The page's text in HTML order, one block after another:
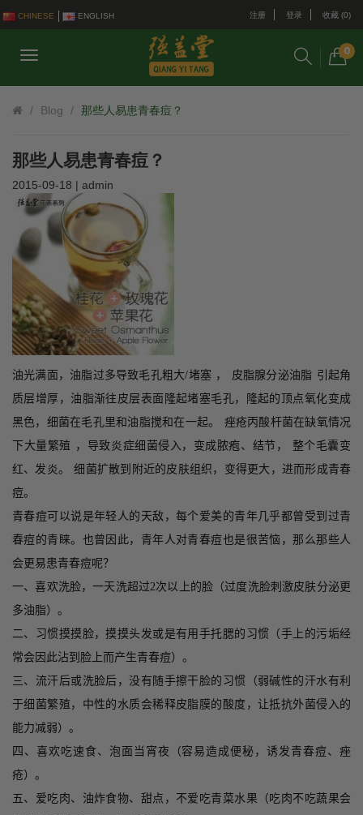
CHINESE ENGLISH 注册 登录 收藏 (0)
0
Blog 那些人易患青春痘？
那些人易患青春痘？
2015-09-18 | admin
油光满面，油脂过多导致毛孔粗大/堵塞 ， 皮脂腺分泌油脂 引起角
质层增厚，油脂渐往皮层表面隆起堵塞毛孔，隆起的顶点氧化变成
黑色，细菌在毛孔里和油脂搅和在一起。
痤疮丙酸杆菌在缺氧情况
下大量繁殖 ，导致炎症细菌侵入，变成脓疱、结节， 整个毛囊变
红、发炎。 细菌扩散到附近的皮肤组织，变得更大，进而形成青春
痘。
青春痘可以说是年轻人的天敌，每个爱美的青年几乎都曾受到过青
春痘的青睐。也曾因此，青年人对青春痘也是很苦恼，那么那些人
会更易患青春痘呢？
一、喜欢洗脸，一天洗超过2次以上的脸（过度洗脸刺激皮肤分泌更
多油脂）。
二、习惯摸摸脸，摸摸头发或是有用手托腮的习惯（手上的污垢经
常会因此沾到脸上而产生青春痘）。
三、流汗后或洗脸后，没有随手擦干脸的习惯（弱碱性的汗水有利
于细菌繁殖，中性的水质会稀释皮脂膜的酸度，让抵抗外菌侵入的
能力减弱）。
四、喜欢吃速食、泡面当宵夜（容易造成便秘 ，诱发青春痘、痤
疮）。
五、爱吃肉、油炸食物、甜点，不爱吃青菜水果 （吃肉不吃蔬果会